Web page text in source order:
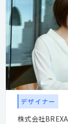
デザイナー
株式会社